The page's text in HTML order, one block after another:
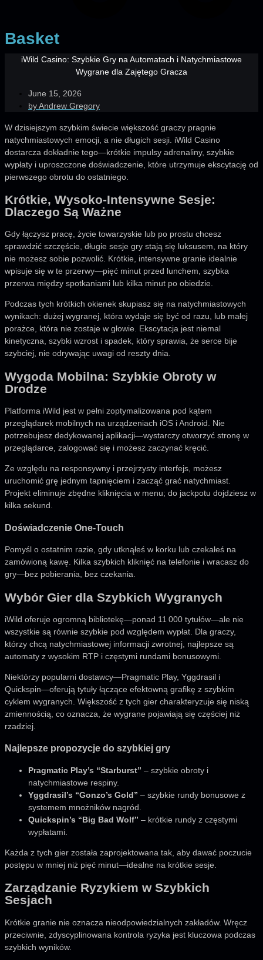
Basket
iWild Casino: Szybkie Gry na Automatach i Natychmiastowe
Wygrane dla Zajętego Gracza
June 15, 2026
byAndrew Gregory
W dzisiejszym szybkim świecie większość graczy pragnie
natychmiastowych emocji, a nie długich sesji. iWild Casino
dostarcza dokładnie tego—krótkie impulsy adrenaliny, szybkie
wypłaty i uproszczone doświadczenie, które utrzymuje ekscytację od
pierwszego obrotu do ostatniego.
Krótkie, Wysoko‑Intensywne Sesje:
Dlaczego Są Ważne
Gdy łączysz pracę, życie towarzyskie lub po prostu chcesz
sprawdzić szczęście, długie sesje gry stają się luksusem, na który
nie możesz sobie pozwolić. Krótkie, intensywne granie idealnie
wpisuje się w te przerwy—pięć minut przed lunchem, szybka
przerwa między spotkaniami lub kilka minut po obiedzie.
Podczas tych krótkich okienek skupiasz się na natychmiastowych
wynikach: dużej wygranej, która wydaje się być od razu, lub małej
porażce, która nie zostaje w głowie. Ekscytacja jest niemal
kinetyczna, szybki wzrost i spadek, który sprawia, że serce bije
szybciej, nie odrywając uwagi od reszty dnia.
Wygoda Mobilna: Szybkie Obroty w
Drodze
Platforma iWild jest w pełni zoptymalizowana pod kątem
przeglądarek mobilnych na urządzeniach iOS i Android. Nie
potrzebujesz dedykowanej aplikacji—wystarczy otworzyć stronę w
przeglądarce, zalogować się i możesz zaczynać kręcić.
Ze względu na responsywny i przejrzysty interfejs, możesz
uruchomić grę jednym tapnięciem i zacząć grać natychmiast.
Projekt eliminuje zbędne kliknięcia w menu; do jackpotu dojdziesz w
kilka sekund.
Doświadczenie One‑Touch
Pomyśl o ostatnim razie, gdy utknąłeś w korku lub czekałeś na
zamówioną kawę. Kilka szybkich kliknięć na telefonie i wracasz do
gry—bez pobierania, bez czekania.
Wybór Gier dla Szybkich Wygranych
iWild oferuje ogromną bibliotekę—ponad 11 000 tytułów—ale nie
wszystkie są równie szybkie pod względem wypłat. Dla graczy,
którzy chcą natychmiastowej informacji zwrotnej, najlepsze są
automaty z wysokim RTP i częstymi rundami bonusowymi.
Niektórzy popularni dostawcy—Pragmatic Play, Yggdrasil i
Quickspin—oferują tytuły łączące efektowną grafikę z szybkim
cyklem wygranych. Większość z tych gier charakteryzuje się niską
zmiennością, co oznacza, że wygrane pojawiają się częściej niż
rzadziej.
Najlepsze propozycje do szybkiej gry
Pragmatic Play’s “Starburst” – szybkie obroty i
natychmiastowe respiny.
Yggdrasil’s “Gonzo’s Gold” – szybkie rundy bonusowe z
systemem mnożników nagród.
Quickspin’s “Big Bad Wolf” – krótkie rundy z częstymi
wypłatami.
Każda z tych gier została zaprojektowana tak, aby dawać poczucie
postępu w mniej niż pięć minut—idealne na krótkie sesje.
Zarządzanie Ryzykiem w Szybkich
Sesjach
Krótkie granie nie oznacza nieodpowiedzialnych zakładów. Wręcz
przeciwnie, zdyscyplinowana kontrola ryzyka jest kluczowa podczas
szybkich wyników.